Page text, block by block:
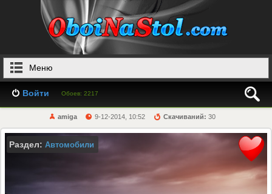
Меню
Войти Обоев: 2217
amiga 9-12-2014, 10:52 Скачиваний: 30
Раздел: Автомобили